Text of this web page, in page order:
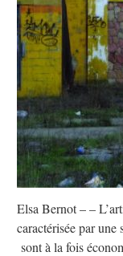
Elsa Bernot – –
caractérisée par une
sont à la fois